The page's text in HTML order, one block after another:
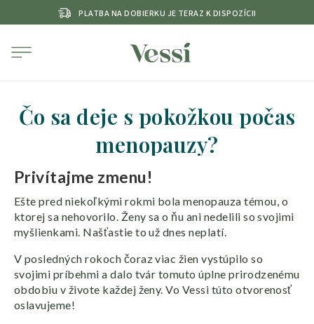
PLATBA NA DOBIERKU JE TERAZ K DISPOZÍCII
Čo sa deje s pokožkou počas
menopauzy?
Privítajme zmenu!
Ešte pred niekoľkými rokmi bola menopauza témou, o
ktorej sa nehovorilo. Ženy sa o ňu ani nedelili so svojimi
myšlienkami. Našťastie to už dnes neplatí.
V posledných rokoch čoraz viac žien vystúpilo so
svojimi príbehmi a dalo tvár tomuto úplne prirodzenému
obdobiu v živote každej ženy. Vo Vessi túto otvorenosť
oslavujeme!